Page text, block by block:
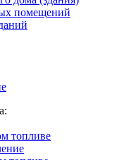
помещений
топливе